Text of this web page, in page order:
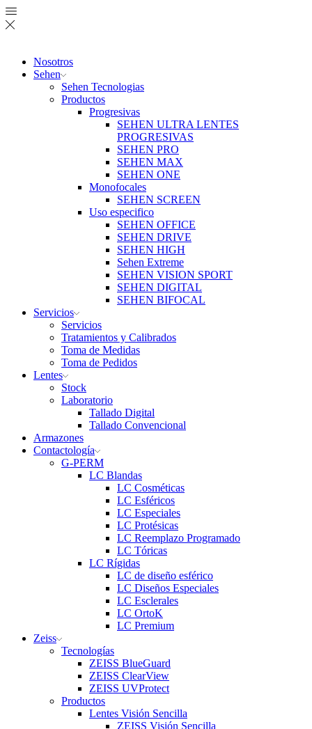
Nosotros
Sehen
Sehen Tecnologias
Productos
Progresivas
SEHEN ULTRA LENTES
PROGRESIVAS
SEHEN PRO
SEHEN MAX
SEHEN ONE
Monofocales
SEHEN SCREEN
Uso especifico
SEHEN OFFICE
SEHEN DRIVE
SEHEN HIGH
Sehen Extreme
SEHEN VISION SPORT
SEHEN DIGITAL
SEHEN BIFOCAL
Servicios
Servicios
Tratamientos y Calibrados
Toma de Medidas
Toma de Pedidos
Lentes
Stock
Laboratorio
Tallado Digital
Tallado Convencional
Armazones
Contactología
G-PERM
LC Blandas
LC Cosméticas
LC Esféricos
LC Especiales
LC Protésicas
LC Reemplazo Programado
LC Tóricas
LC Rígidas
LC de diseño esférico
LC Diseños Especiales
LC Esclerales
LC OrtoK
LC Premium
Zeiss
Tecnologías
ZEISS BlueGuard
ZEISS ClearView
ZEISS UVProtect
Productos
Lentes Visión Sencilla
ZEISS Visión Sencilla